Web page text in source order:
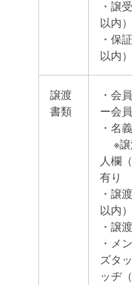
・譲
以内）
・保
以内）
譲渡
書類
・会
ー会員
・名
※譲
人欄
有り
・譲
以内）
・譲
・メ
ズタ
ッヂ